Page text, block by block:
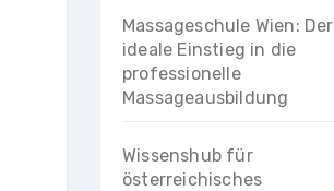
Massageschule Wien: Der
ideale Einstieg in die
professionelle
Massageausbildung
Wissenshub für
österreichisches